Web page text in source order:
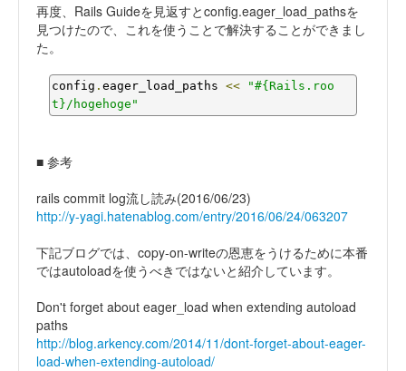
再度、Rails Guideを見返すとconfig.eager_load_pathsを
見つけたので、これを使うことで解決することができまし
た。
config . eager_load_paths <<
"#{Rails.roo
t}/hogehoge"
■ 参考
rails commit log流し読み(2016/06/23)
http://y-yagi.hatenablog.com/entry/2016/06/24/063207
下記ブログでは、copy-on-writeの恩恵をうけるために本番
ではautoloadを使うべきではないと紹介しています。
Don't forget about eager_load when extending autoload
paths
http://blog.arkency.com/2014/11/dont-forget-about-eager-
load-when-extending-autoload/